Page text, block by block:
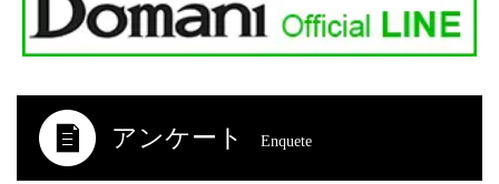
アンケート Enquete